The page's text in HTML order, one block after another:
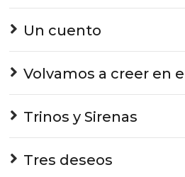
Un cuento
Volvamos a creer en
Trinos y Sirenas
Tres deseos